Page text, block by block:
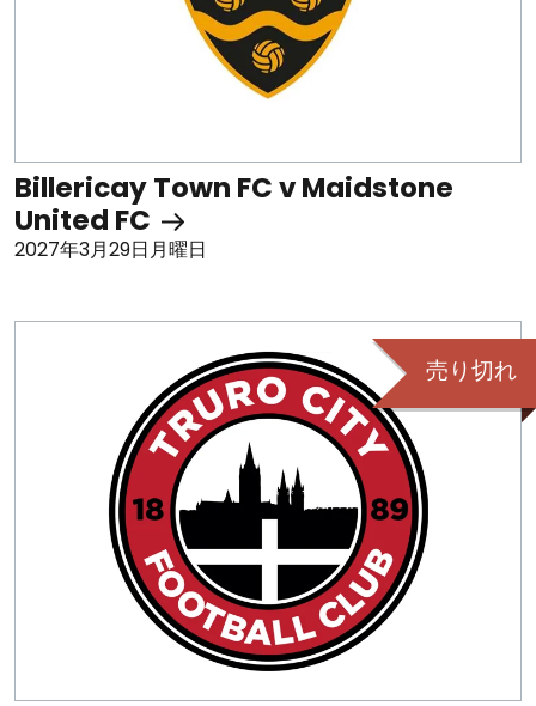
Billericay Town FC v Maidstone
United FC
2027年3月29日月曜日
売り切れ